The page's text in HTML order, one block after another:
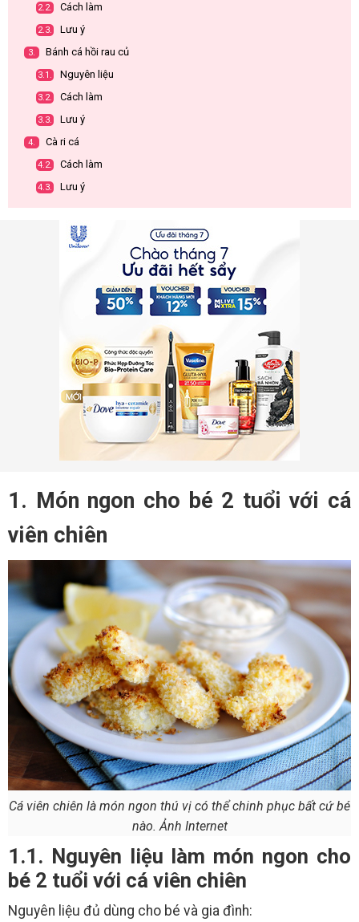
2.2. Cách làm
2.3. Lưu ý
3. Bánh cá hồi rau củ
3.1. Nguyên liệu
3.2. Cách làm
3.3. Lưu ý
4. Cà ri cá
4.2. Cách làm
4.3. Lưu ý
1. Món ngon cho bé 2 tuổi với cá
viên chiên
Cá viên chiên là món ngon thú vị có thể chinh phục bất cứ bé
nào. Ảnh Internet
1.1. Nguyên liệu làm món ngon cho
bé 2 tuổi với cá viên chiên
Nguyên liệu đủ dùng cho bé và gia đình: